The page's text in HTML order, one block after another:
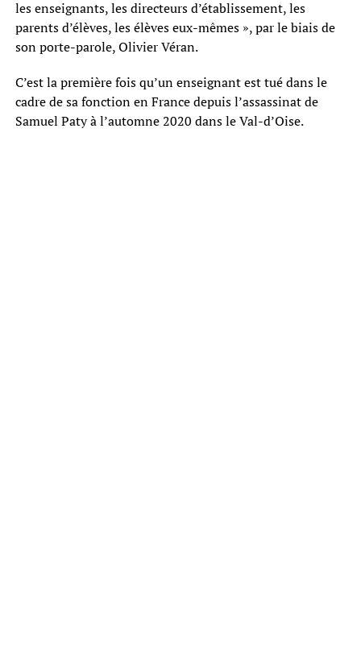
les enseignants, les directeurs d’établissement, les
parents d’élèves, les élèves eux-mêmes », par le biais de
son porte-parole, Olivier Véran.
C’est la première fois qu’un enseignant est tué dans le
cadre de sa fonction en France depuis l’assassinat de
Samuel Paty à l’automne 2020 dans le Val-d’Oise.